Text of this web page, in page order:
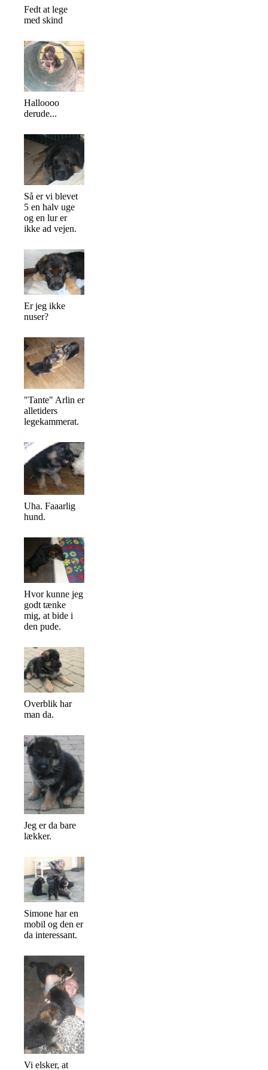
Fedt at lege
med skind
Halloooo
derude...
Så er vi blevet
5 en halv uge
og en lur er
ikke ad vejen.
Er jeg ikke
nuser?
"Tante" Arlin er
alletiders
legekammerat.
Uha. Faaarlig
hund.
Hvor kunne jeg
godt tænke
mig, at bide i
den pude.
Overblik har
man da.
Jeg er da bare
lækker.
Simone har en
mobil og den er
da interessant.
Vi elsker, at